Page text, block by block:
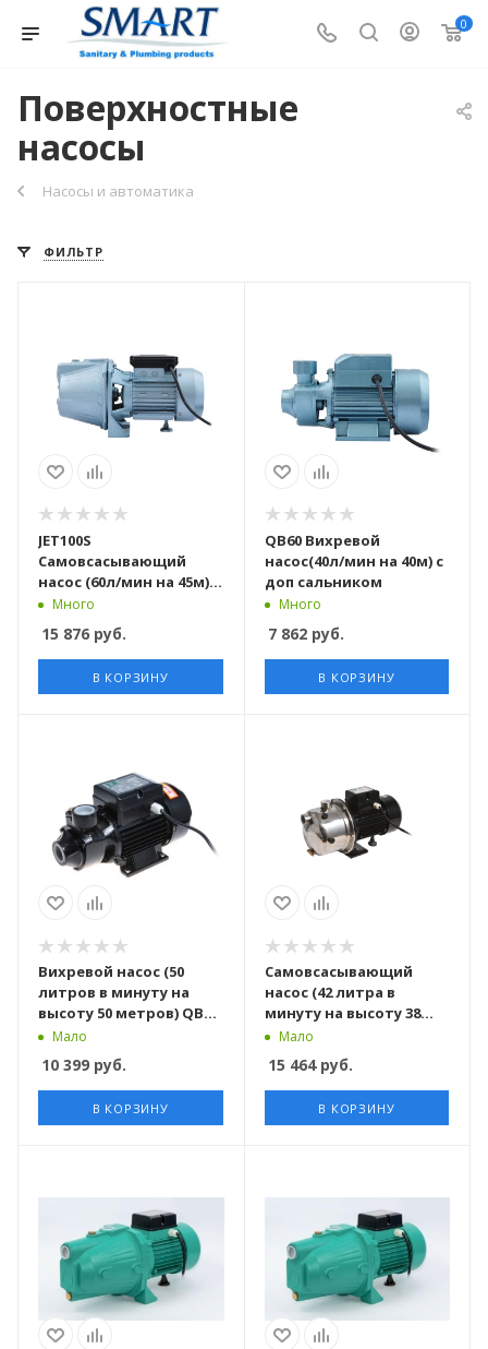
0
Поверхностные
насосы
Насосы и автоматика
ФИЛЬТР
JET100S
Самовсасывающий
насос (60л/мин на 45м) с
доп сальником
Много
15 876 руб.
В КОРЗИНУ
QB60 Вихревой
насос(40л/мин на 40м) с
доп сальником
Много
7 862руб.
В КОРЗИНУ
Вихревой насос (50
литров в минуту на
высоту 50 метров) QB70
PUMPMAN
Мало
10 399 руб.
В КОРЗИНУ
Самовсасывающий
насос (42 литра в
минуту на высоту 38
метра) SGJ600 PUMPMAN
Мало
15 464руб.
В КОРЗИНУ